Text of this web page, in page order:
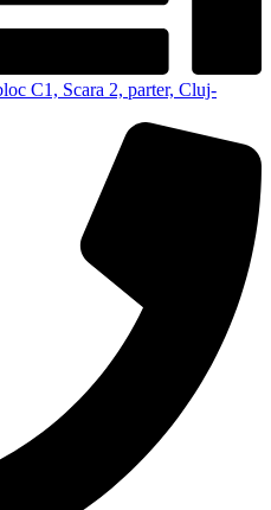
C1, Scara 2, parter, Cluj-